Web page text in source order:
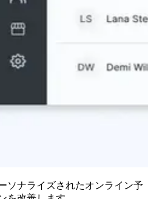
ソナライズされたオンライン予